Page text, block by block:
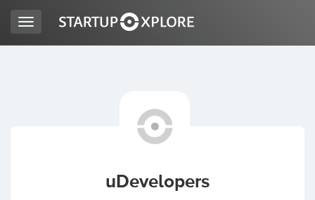
Toggle
navigation
uDevelopers